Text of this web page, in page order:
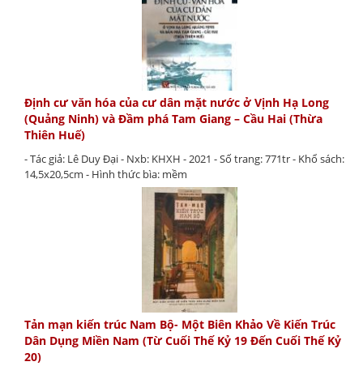
Định cư văn hóa của cư dân mặt nước ở Vịnh Hạ Long
(Quảng Ninh) và Đầm phá Tam Giang – Cầu Hai (Thừa
Thiên Huế)
- Tác giả: Lê Duy Đại - Nxb: KHXH - 2021 - Số trang: 771tr - Khổ sách:
14,5x20,5cm - Hình thức bìa: mềm
Tản mạn kiến trúc Nam Bộ- Một Biên Khảo Về Kiến Trúc
Dân Dụng Miền Nam (Từ Cuối Thế Kỷ 19 Đến Cuối Thế Kỷ
20)